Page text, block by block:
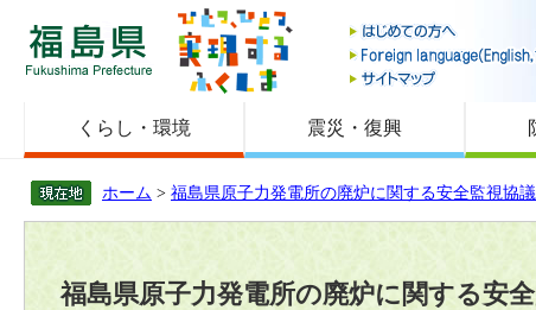
福島県
くらし・環境 震災・復興
ホーム > 福島県原子力発電所の廃炉に関する安全監視協
福島県原子力発電所の廃炉に関する安